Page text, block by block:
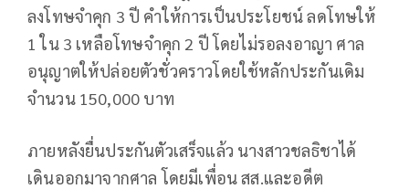
ลงโทษจำคุก 3 ปี คำให้การเป็นประโยชน์ ลดโทษให้
1 ใน 3 เหลือโทษจำคุก 2 ปี โดยไม่รอลงอาญา ศาล
อนุญาตให้ปล่อยตัวชั่วคราวโดยใช้หลักประกันเดิม
จำนวน 150,000 บาท
ภายหลังยื่นประกันตัวเสร็จแล้ว นางสาวชลธิชาได้
เดินออกมาจากศาล โดยมีเพื่อน สส.และอดีต